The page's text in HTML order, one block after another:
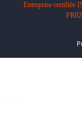
Entreprise certifiée